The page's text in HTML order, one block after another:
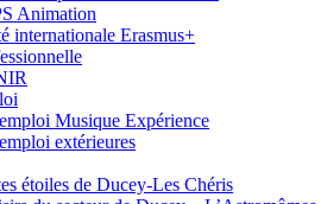
Animation
internationale Erasmus+
Musique Expérience
extérieures
étoiles de Ducey-Les Chéris